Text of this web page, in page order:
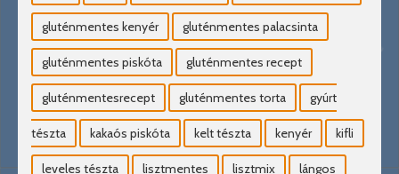
gluténmentes kenyér gluténmentes palacsinta
gluténmentes piskóta gluténmentes recept
gluténmentesrecept gluténmentes torta gyúrt
tészta kakaós piskóta kelt tészta kenyér kifli
leveles tészta lisztmentes lisztmix lángos